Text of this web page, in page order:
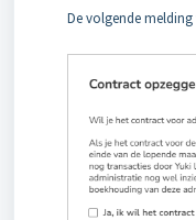
De volgende